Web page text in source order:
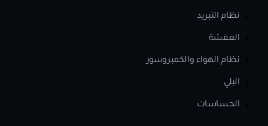
نظام التبريد
العفشة
نظام الهواء والكمبروسور
البلي
الحساسات